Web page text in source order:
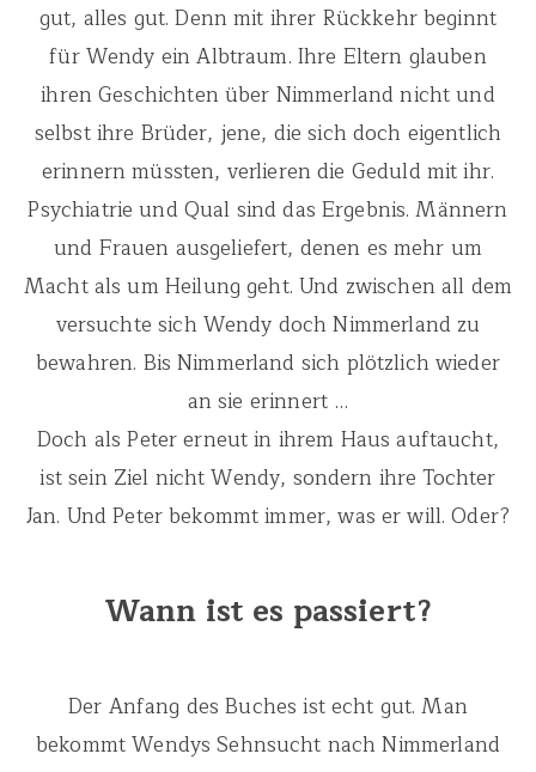
gut, alles gut. Denn mit ihrer Rückkehr beginnt
für Wendy ein Albtraum. Ihre Eltern glauben
ihren Geschichten über Nimmerland nicht und
selbst ihre Brüder, jene, die sich doch eigentlich
erinnern müssten, verlieren die Geduld mit ihr.
Psychiatrie und Qual sind das Ergebnis. Männern
und Frauen ausgeliefert, denen es mehr um
Macht als um Heilung geht. Und zwischen all dem
versuchte sich Wendy doch Nimmerland zu
bewahren. Bis Nimmerland sich plötzlich wieder
an sie erinnert …
Doch als Peter erneut in ihrem Haus auftaucht,
ist sein Ziel nicht Wendy, sondern ihre Tochter
Jan. Und Peter bekommt immer, was er will. Oder?
Wann ist es passiert?
Der Anfang des Buches ist echt gut. Man
bekommt Wendys Sehnsucht nach Nimmerland